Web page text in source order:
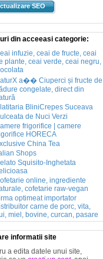
SEO
din acceeasi categorie:
infuzie, ceai de fructe, ceai
plante, ceai verde, ceai negru,
a�� Ciuperci și fructe de
congelate, direct din
BliniCrepes Suceava
de Nuci Verzi
frigorifice | camere
HORECA
China Tea
Shops
Squisito-Inghetata
online, ingrediente
cofetarie raw-vegan
optimeat importator
carne de porc, vita,
miel, bovine, curcan, pasare
informatii site
a edita datele unui site,